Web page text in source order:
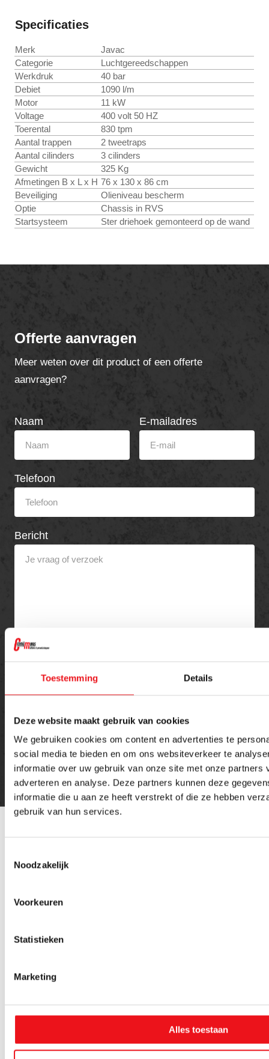
Toestemming Details
Deze website maakt gebruik van cookies
We gebruiken cookies om content en advertenties te
social media te bieden en om ons websiteverkeer te
informatie over uw gebruik van onze site met onze partners
adverteren en analyse. Deze partners kunnen deze
informatie die u aan ze heeft verstrekt of die ze hebben
gebruik van hun services.
Noodzakelijk
Voorkeuren
Statistieken
Marketing
Alles toestaan
Specificaties
Merk
Javac
Categorie
Luchtgereedschappen
Werkdruk
40 bar
Debiet
1090 l/m
Motor
11 kW
Voltage
400 volt 50 HZ
Toerental
830 tpm
Aantal trappen
2 tweetraps
Aantal cilinders
3 cilinders
Gewicht
325 Kg
Afmetingen B x L x H 76 x 130 x 86 cm
Beveiliging
Olieniveau bescherm
Optie
Chassis in RVS
Startsysteem
Ster driehoek gemonteerd op de wand
Offerte aanvragen
Meer weten over dit product of een offerte
aanvragen?
Naam E-mailadres
Telefoon
Bericht
producten
Slagmoersleutel
1 3.400 Nm
Slagmoersleutel
1 4.100 Nm
Hazet
3/4 3.800 Nm